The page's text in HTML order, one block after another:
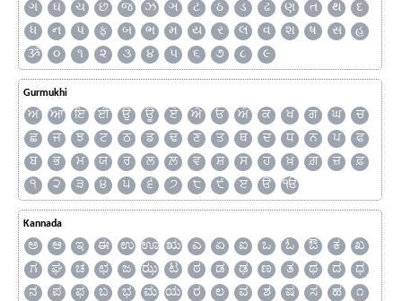
ગ
ઘ ચ છ જ ઝ ઞ ટ ઠ ડ ઢ ણ ત થ
દ
ધ
ન પ ફ બ ભ મ ય ર લ વ શ ષ સ
હ
ૐ
૦ ૧ ૨ ૩ ૪ ૫ ૬ ૭ ૮ ૯
Gurmukhi
ਅ ਆ ਇ ਈ ਉ ਊ ਏ ਐ ਓ ਔ ਕ ਖ ਗ ਘ
ਚ
ਛ
ਜ ਝ ਟ ਠ ਡ ਢ ਣ ਤ ਥ ਦ ਧ ਨ ਪ
ਫ
ਬ
ਭ ਮ ਯ ਰ ਲ ਲ਼ ਵ ਸ਼ ਸ ਹ ਖ਼ ਗ਼ ਜ਼
ਫ਼
੧
੨ ੩ ੪ ੫ ੬ ੭ ੮ ੯ ੲ ੳ ੴ
Kannada
ಅ ಆ ಇ ಈ ಉ ಊ ಋ ಎ ಏ ಐ ಒ ಓ ಔ ಕ
ಖ
ಗ
ಘ ಚ ಛ ಜ ಝ ಟ ಠ ಡ ಢ ಣ ತ ಥ ದ
ಧ
ನ
ಪ ಫ ಬ ಭ ಮ ಯ ರ ಲ ವ ಶ ಷ ಸ ಹ ೧